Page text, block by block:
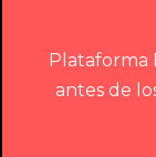
Plataforma
antes de